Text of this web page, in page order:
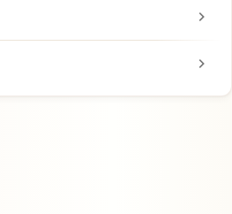
chevron_right
chevron_right